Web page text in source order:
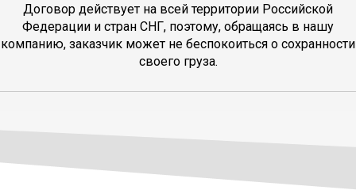
Договор действует на всей территории Российской
Федерации и стран СНГ, поэтому, обращаясь в нашу
компанию, заказчик может не беспокоиться о сохранности
своего груза.